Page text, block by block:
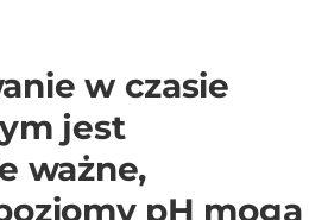
w czasie
jest
ważne,
pH mogą